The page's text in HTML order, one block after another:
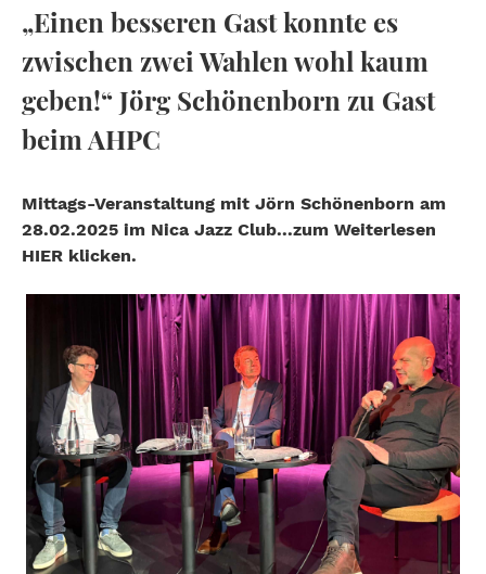
„Einen besseren Gast konnte es
zwischen zwei Wahlen wohl kaum
geben!“ Jörg Schönenborn zu Gast
beim AHPC
Mittags-Veranstaltung mit Jörn Schönenborn am
28.02.2025 im Nica Jazz Club...zum Weiterlesen
HIER klicken.